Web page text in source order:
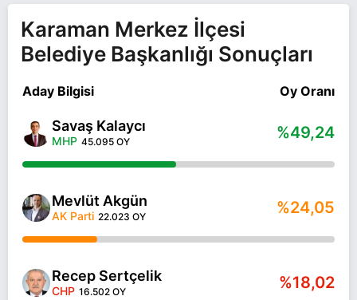
Karaman Merkez İlçesi
Belediye Başkanlığı Sonuçları
Aday Bilgisi Oy Oranı
Savaş Kalaycı
MHP 45.095 OY %49,24
Mevlüt Akgün
AK Parti 22.023 OY %24,05
Recep Sertçelik
CHP 16.502 OY %18,02